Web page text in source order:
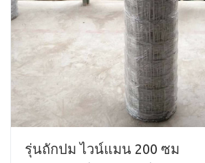
รุ่นถักปม ไวน์แมน 200 ซม